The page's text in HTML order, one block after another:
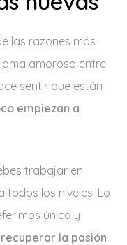
las razones más
amorosa entre
sentir que están
empiezan a
trabajar en
todos los niveles. Lo
única y
recuperar la pasión